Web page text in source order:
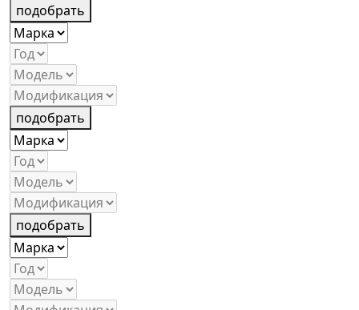
подобрать
подобрать
подобрать